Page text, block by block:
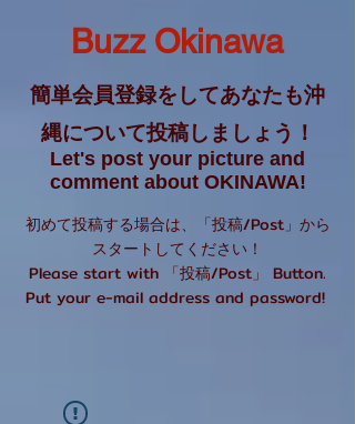
Buzz Okinawa
簡単会員登録をしてあなたも沖
縄について投稿しましょう！
Let's post your picture and
comment about OKINAWA!
初めて投稿する場合は、「投稿/Post」から
スタートしてください！
Please start with 「投稿/Post」 Button.
Put your e-mail address and password!